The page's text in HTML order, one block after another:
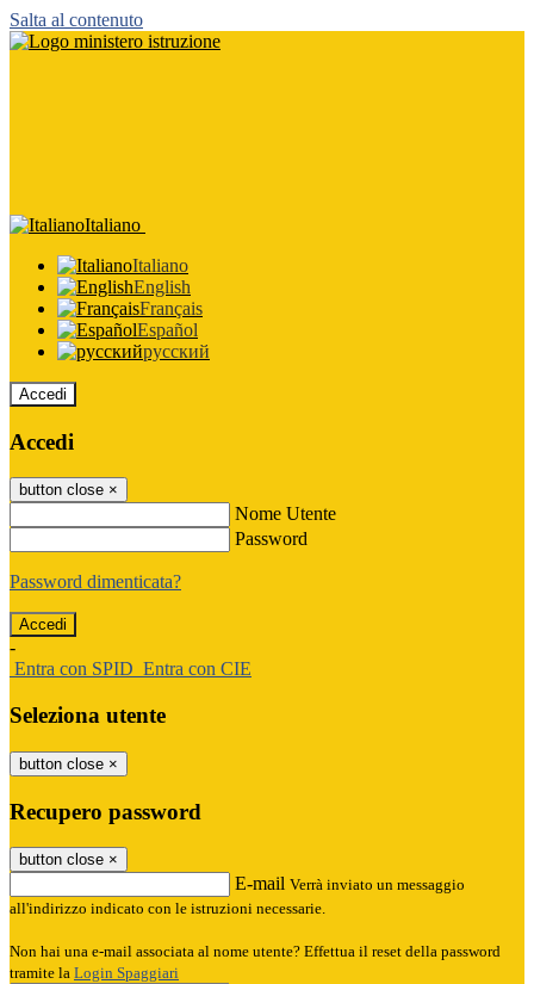
Salta al contenuto
Italiano
Italiano
English
Français
Español
русский
Accedi
Accedi
button close ×
Nome Utente
Password
Password dimenticata?
-
Entra con SPID Entra con CIE
Seleziona utente
button close ×
Recupero password
button close ×
E-mail Verrà inviato un messaggio
all'indirizzo indicato con le istruzioni necessarie.
Non hai una e-mail associata al nome utente? Effettua il reset della password
tramite la Login Spaggiari